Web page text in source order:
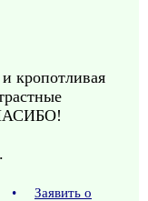
кропотливая
•
Заявить о